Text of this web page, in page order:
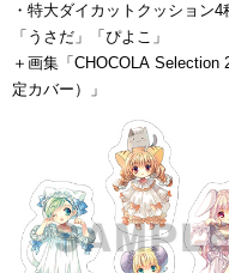
・特大ダイカットクッション
「うさだ」「ぴよこ」
＋画集「CHOCOLA Selection
定カバー）」